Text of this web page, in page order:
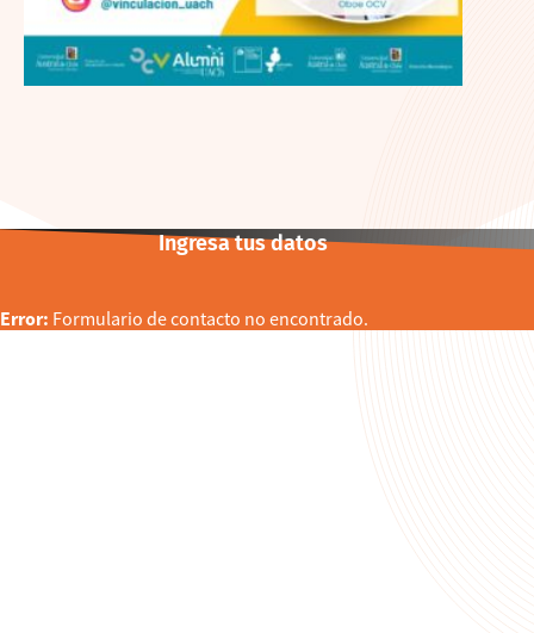
Ingresa tus datos
Error: Formulario de contacto no encontrado.